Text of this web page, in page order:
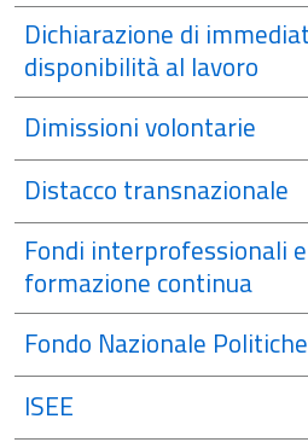
Dichiarazione di
disponibilità al lavoro
Dimissioni volontarie
Distacco transnazionale
Fondi interprofessionali
formazione continua
Fondo Nazionale
ISEE